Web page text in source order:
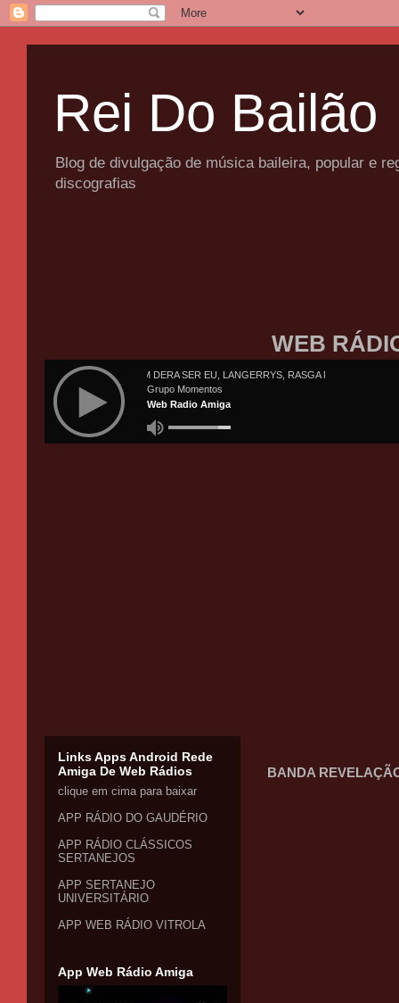
Rei Do Bailão
Blog de divulgação de música baileira, popular e
discografias
WEB
BANDA
Links Apps Android Rede
Amiga De Web Rádios
clique em cima para baixar
APP RÁDIO DO GAUDÉRIO
APP RÁDIO CLÁSSICOS
SERTANEJOS
APP SERTANEJO
UNIVERSITÁRIO
APP WEB RÁDIO VITROLA
App Web Rádio Amiga